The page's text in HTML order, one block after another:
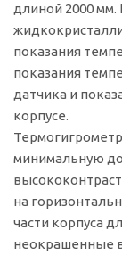
длиной 2000
показания
показания
датчика и
корпусе.
минимальную
на
части корпуса
неокрашенные